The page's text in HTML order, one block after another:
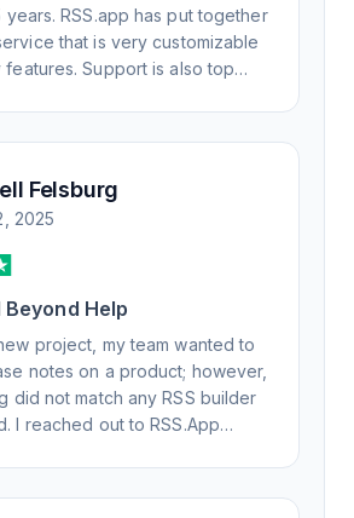
years. RSS.app has put together
that is very customizable
features. Support is also top
Highly recommend for all your
Our trucking news hub
work without it. Thank you.
Felsburg
2025
Help
project, my team wanted to
notes on a product; however,
did not match any RSS builder
I reached out to RSS.App
to someone who was